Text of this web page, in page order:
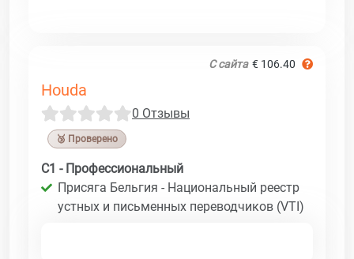
С сайта € 106.40
Houda
0 Отзывы
🥉 Проверено
C1 - Профессиональный
Присяга Бельгия - Национальный реестр
устных и письменных переводчиков (VTI)